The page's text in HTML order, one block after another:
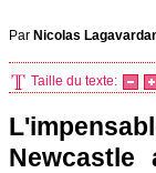
Par Nicolas
Taille du texte: